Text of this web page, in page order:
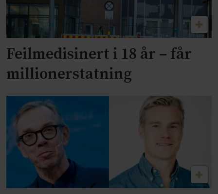
Feilmedisinert i 18 år – får
millionerstatning